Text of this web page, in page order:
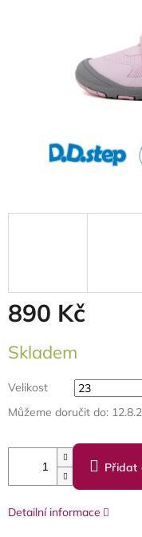
890 Kč
cena:
Skladem
Velikost
Můžeme doručit do:
Přidat
Detailní informace